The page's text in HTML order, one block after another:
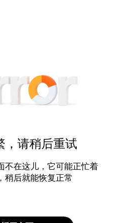
，请稍后重试
不在这儿，它可能正忙着
稍后就能恢复正常